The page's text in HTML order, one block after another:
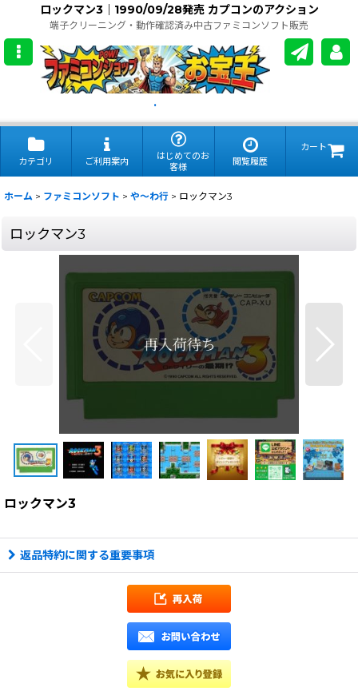
ロックマン3｜1990/09/28発売 カプコンのアクション
端子クリーニング・動作確認済み中古ファミコンソフト販売
.
カテゴリ ご利用案内
はじめてのお
客様
閲覧履歴
カート
ホーム > ファミコンソフト > や〜わ行 > ロックマン3
ロックマン3
ロックマン3
返品特約に関する重要事項